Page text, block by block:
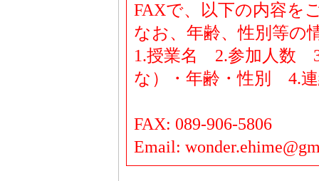
FAXで、以下の内容を
なお、年齢、性別等の
1.授業名 2.参加人数
な）・年齢・性別 4.
FAX: 089-906-5806
Email: